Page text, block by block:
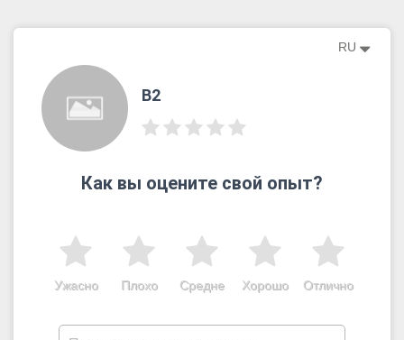
RU
B2
Как вы оцените свой опыт?
Отлично
Хорошо
Средне
Плохо
Ужасно